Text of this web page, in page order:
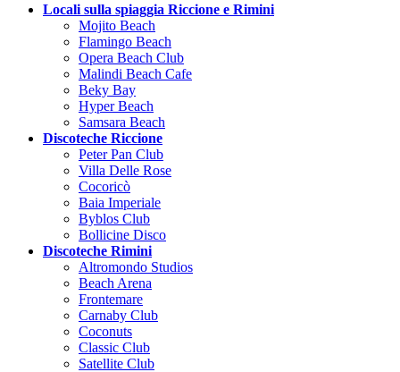
Locali sulla spiaggia Riccione e Rimini
Mojito Beach
Flamingo Beach
Opera Beach Club
Malindi Beach Cafe
Beky Bay
Hyper Beach
Samsara Beach
Discoteche Riccione
Peter Pan Club
Villa Delle Rose
Cocoricò
Baia Imperiale
Byblos Club
Bollicine Disco
Discoteche Rimini
Altromondo Studios
Beach Arena
Frontemare
Carnaby Club
Coconuts
Classic Club
Satellite Club